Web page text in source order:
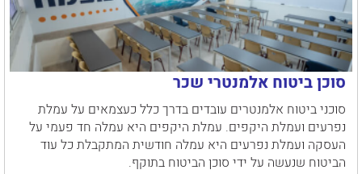
סוכן ביטוח אלמנטרי שכר
סוכני ביטוח אלמנטרים עובדים בדרך כלל כעצמאים על עמלת
נפרעים ועמלת היקפים. עמלת היקפים היא עמלה חד פעמי על
העסקה ועמלת נפרעים היא עמלה חודשית המתקבלת כל עוד
הביטוח שנעשה על ידי סוכן הביטוח בתוקף.